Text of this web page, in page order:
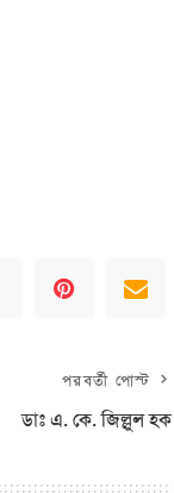
পরবর্তী পোস্ট
ডাঃ এ. কে. জিল্লুল হক